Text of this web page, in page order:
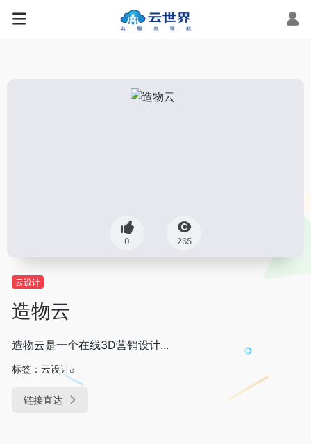
0 265
云设计
造物云
造物云是一个在线3D营销设计...
标签： 云设计
链接直达